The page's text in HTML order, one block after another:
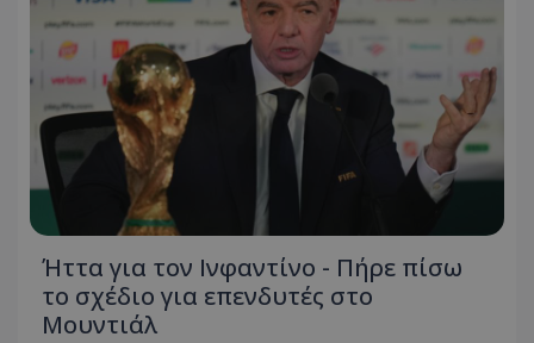
Ήττα για τον Ινφαντίνο - Πήρε πίσω
το σχέδιο για επενδυτές στο
Μουντιάλ